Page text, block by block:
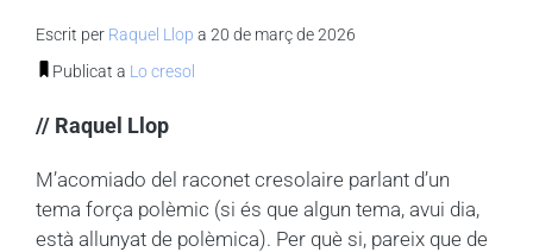
Escrit per Raquel Llop a 20 de març de 2026
Publicat a Lo cresol
// Raquel Llop
M’acomiado del raconet cresolaire parlant d’un
tema força polèmic (si és que algun tema, avui dia,
està allunyat de polèmica). Per què si, pareix que de